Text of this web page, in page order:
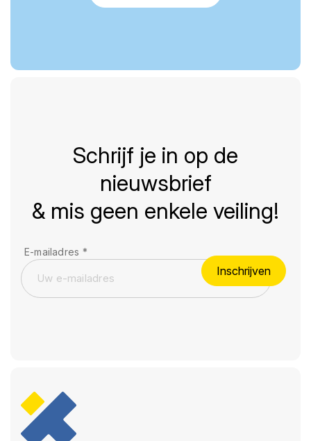
Schrijf je in op de
nieuwsbrief
& mis geen enkele veiling!
E-mailadres *
Inschrijven